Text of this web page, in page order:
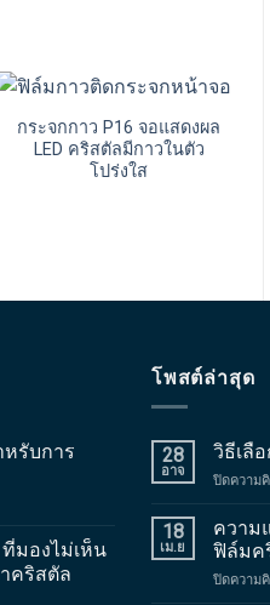
กระจกกาว P16 จอแสดงผล
LED คริสตัลมีกาวในตัว
โปร่งใส
หรับการ
มองไม่เห็น
คริสตัล
โพสต์ล่าสุด
28
อาจ
วิธีเลื
ปิดความ
18
เม.ย
ความ
ฟิล์มค
ปิดความ